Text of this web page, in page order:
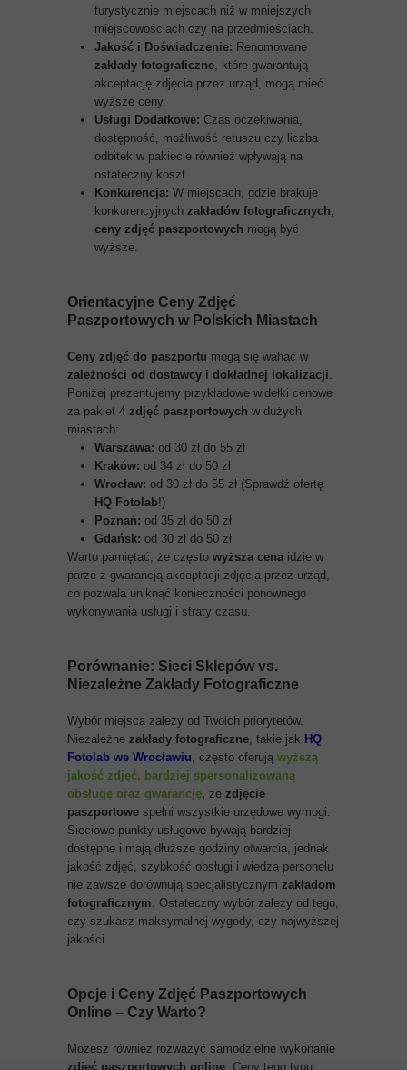
turystycznie miejscach niż w mniejszych
miejscowościach czy na przedmieściach.
Jakość i Doświadczenie: Renomowane
zakłady fotograficzne, które gwarantują
akceptację zdjęcia przez urząd, mogą mieć
wyższe ceny.
Usługi Dodatkowe: Czas oczekiwania,
dostępność, możliwość retuszu czy liczba
odbitek w pakiecie również wpływają na
ostateczny koszt.
Konkurencja: W miejscach, gdzie brakuje
konkurencyjnych zakładów fotograficznych,
ceny zdjęć paszportowych mogą być
wyższe.
Orientacyjne Ceny Zdjęć
Paszportowych w Polskich Miastach
Ceny zdjęć do paszportu mogą się wahać w
zależności od dostawcy i dokładnej lokalizacji.
Poniżej prezentujemy przykładowe widełki cenowe
za pakiet 4 zdjęć paszportowych w dużych
miastach:
Warszawa: od 30 zł do 55 zł
Kraków: od 34 zł do 50 zł
Wrocław: od 30 zł do 55 zł (Sprawdź ofertę
HQ Fotolab!)
Poznań: od 35 zł do 50 zł
Gdańsk: od 30 zł do 50 zł
Warto pamiętać, że często wyższa cena idzie w
parze z gwarancją akceptacji zdjęcia przez urząd,
co pozwala uniknąć konieczności ponownego
wykonywania usługi i straty czasu.
Porównanie: Sieci Sklepów vs.
Niezależne Zakłady Fotograficzne
Wybór miejsca zależy od Twoich priorytetów.
Niezależne zakłady fotograficzne, takie jak HQ
Fotolab we Wrocławiu, często oferują wyższą
jakość zdjęć, bardziej spersonalizowaną
obsługę oraz gwarancję, że zdjęcie
paszportowe spełni wszystkie urzędowe wymogi.
Sieciowe punkty usługowe bywają bardziej
dostępne i mają dłuższe godziny otwarcia, jednak
jakość zdjęć, szybkość obsługi i wiedza personelu
nie zawsze dorównują specjalistycznym zakładom
fotograficznym. Ostateczny wybór zależy od tego,
czy szukasz maksymalnej wygody, czy najwyższej
jakości.
Opcje i Ceny Zdjęć Paszportowych
Online – Czy Warto?
Możesz również rozważyć samodzielne wykonanie
zdjęć paszportowych online . Ceny tego typu